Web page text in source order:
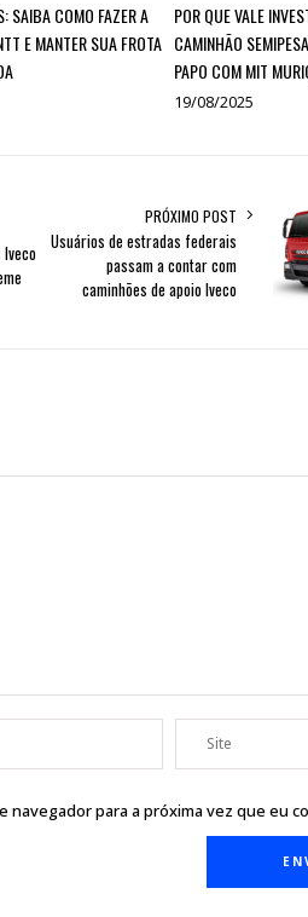
SAIBA COMO FAZER A
E MANTER SUA FROTA
POR QUE VALE
CAMINHÃO
PAPO COM MIT
19/08/2025
Iveco
PRÓXIMO POST
Usuários de estradas federais
passam a contar com
caminhões de apoio Iveco
navegador para a próxima vez que eu